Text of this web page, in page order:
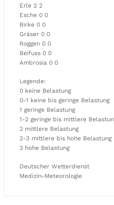
Erle 2 2
Esche 0 0
Birke 0 0
Gräser 0 0
Roggen 0 0
Beifuss 0 0
Ambrosia 0 0
Legende:
0 keine Belastung
0-1 keine bis geringe Belastung
1 geringe Belastung
1-2 geringe bis mittlere
2 mittlere Belastung
2-3 mittlere bis hohe Belastung
3 hohe Belastung
Deutscher Wetterdienst
Medizin-Meteorologie